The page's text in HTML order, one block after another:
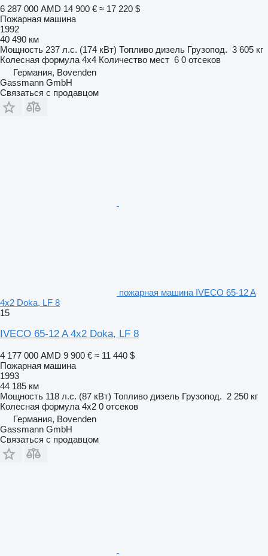
6 287 000 AMD 14 900 € ≈ 17 220 $
Пожарная машина
1992
40 490 км
Мощность 237 л.с. (174 кВт) Топливо дизель Грузопод. 3 605 кг
Колесная формула 4x4 Количество мест 6 0 отсеков
Германия, Bovenden
Gassmann GmbH
Связаться с продавцом
пожарная машина IVECO 65-12 A
4x2 Doka, LF 8
15
IVECO 65-12 A 4x2 Doka, LF 8
4 177 000 AMD 9 900 € ≈ 11 440 $
Пожарная машина
1993
44 185 км
Мощность 118 л.с. (87 кВт) Топливо дизель Грузопод. 2 250 кг
Колесная формула 4x2 0 отсеков
Германия, Bovenden
Gassmann GmbH
Связаться с продавцом